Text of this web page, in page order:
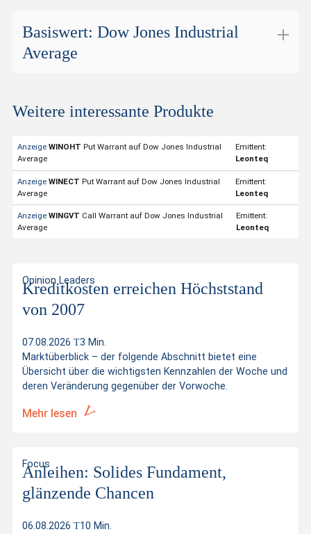
Basiswert: Dow Jones Industrial
Average
ISIN
Basiswert Dow Jones Industrial Average
Symbol INDU
Börsenplatz BX Swiss
Letzter Kurs 54'041.08
Distanz zum Ausübungspreis
Kurswerte vom
Weitere interessante Produkte
Anzeige WINOHT Put Warrant auf Dow Jones Industrial
Average
Emittent:
Leonteq
Anzeige WINECT Put Warrant auf Dow Jones Industrial
Average
Emittent:
Leonteq
Anzeige WINGVT Call Warrant auf Dow Jones Industrial
Average
Emittent:
Leonteq
Opinion Leaders
Kreditkosten erreichen Höchststand
von 2007
07.08.2026
3 Min.
Marktüberblick – der folgende Abschnitt bietet eine
Übersicht über die wichtigsten Kennzahlen der Woche und
deren Veränderung gegenüber der Vorwoche.
Mehr lesen
Focus
Anleihen: Solides Fundament,
glänzende Chancen
06.08.2026
10 Min.